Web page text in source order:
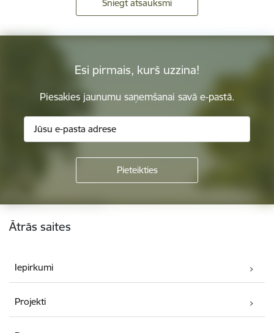
Sniegt atsauksmi
Esi pirmais, kurš uzzina!
Piesakies jaunumu saņemšanai savā e-pastā.
Kājene
Ātrās saites
Iepirkumi
Projekti